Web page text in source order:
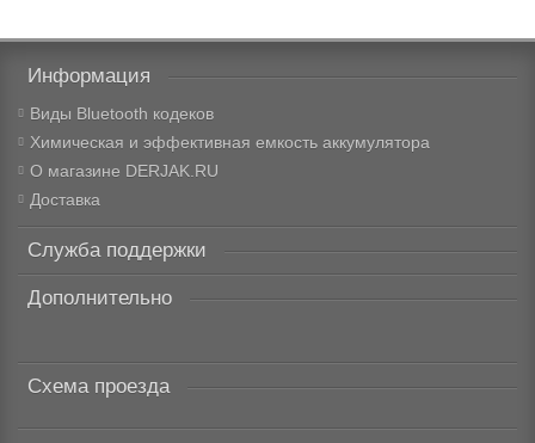
Информация
Виды Bluetooth кодеков
Химическая и эффективная емкость аккумулятора
О магазине DERJAK.RU
Доставка
Служба поддержки
Дополнительно
Схема проезда